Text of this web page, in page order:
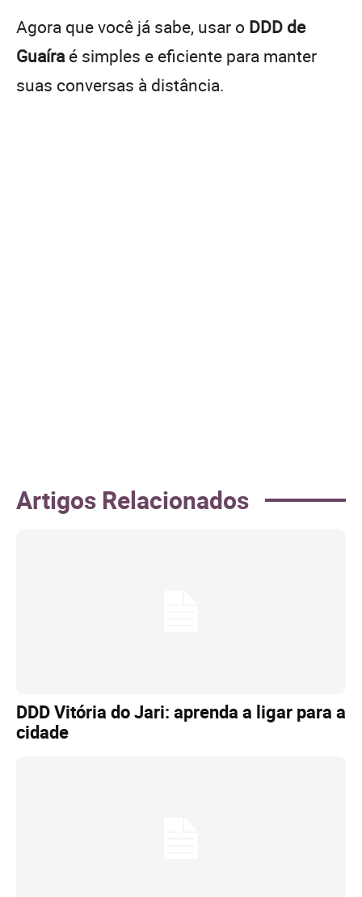
Agora que você já sabe, usar o DDD de
Guaíra é simples e eficiente para manter
suas conversas à distância.
Artigos Relacionados
DDD Vitória do Jari: aprenda a ligar para a
cidade